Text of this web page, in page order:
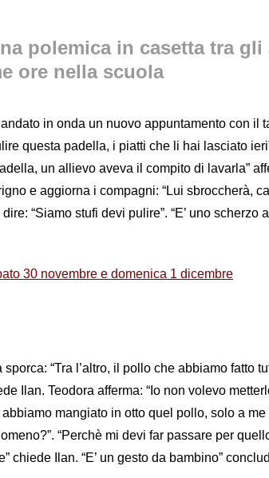
polemica in casetta tra
ore nella scuola
in onda un nuovo appuntamento con il
questa padella, i piatti che li hai lasciato
un allievo aveva il compito di lavarla”
e aggiorna i compagni: “Lui sbroccherà,
“Siamo stufi devi pulire”. “E’ uno scherzo
30 novembre e domenica 1 dicembre
“Tra l’altro, il pollo che abbiamo fatto
Ilan. Teodora afferma: “Io non volevo
abbiamo mangiato in otto quel pollo, solo a
“Perchè mi devi far passare per
chiede Ilan. “E’ un gesto da bambino”